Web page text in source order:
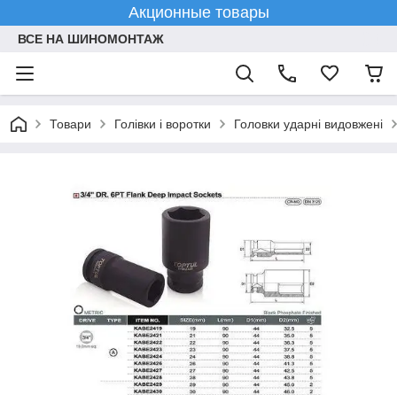
Акционные товары
ВСЕ НА ШИНОМОНТАЖ
Товари Голівки і воротки Головки ударні видовжені